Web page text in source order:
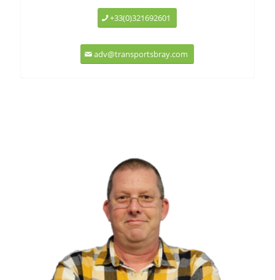
+33(0)321692601
adv@transportsbray.com